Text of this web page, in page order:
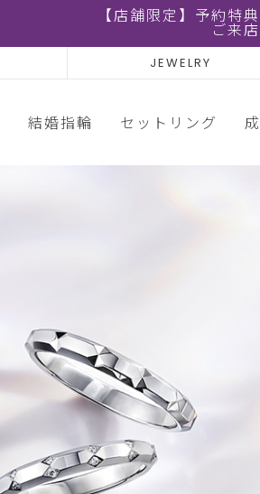
【店舗限定】予約
ご来
JEWELRY
結婚指輪 セットリング